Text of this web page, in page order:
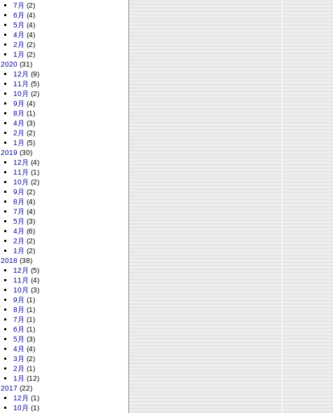
7月 (2)
6月 (4)
5月 (4)
4月 (4)
2月 (2)
1月 (2)
2020 (31)
12月 (9)
11月 (5)
10月 (2)
9月 (4)
8月 (1)
4月 (3)
2月 (2)
1月 (5)
2019 (30)
12月 (4)
11月 (1)
10月 (2)
9月 (2)
8月 (4)
7月 (4)
5月 (3)
4月 (6)
2月 (2)
1月 (2)
2018 (38)
12月 (5)
11月 (4)
10月 (3)
9月 (1)
8月 (1)
7月 (1)
6月 (1)
5月 (3)
4月 (4)
3月 (2)
2月 (1)
1月 (12)
2017 (22)
12月 (1)
10月 (1)